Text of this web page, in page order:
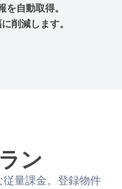
を自動取得。
削減します。
ン
量課金。 登録物件